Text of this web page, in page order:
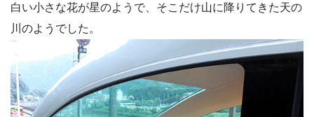
白い小さな花が星のようで、そこだけ山に降りてきた天の
川のようでした。